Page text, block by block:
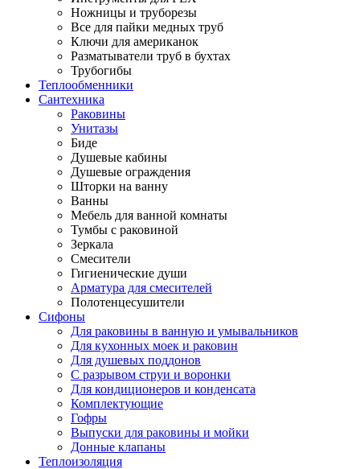
Ножницы и труборезы
Все для пайки медных труб
Ключи для американок
Разматыватели труб в бухтах
Трубогибы
Теплообменники
Сантехника
Раковины
Унитазы
Биде
Душевые кабины
Душевые ограждения
Шторки на ванну
Ванны
Мебель для ванной комнаты
Тумбы с раковиной
Зеркала
Смесители
Гигиенические души
Арматура для смесителей
Полотенцесушители
Сифоны
Для раковины в ванную и умывальников
Для кухонных моек и раковин
Для душевых поддонов
С разрывом струи и воронки
Для кондиционеров и конденсата
Комплектующие
Гофры
Выпуски для раковины и мойки
Донные клапаны
Теплоизоляция